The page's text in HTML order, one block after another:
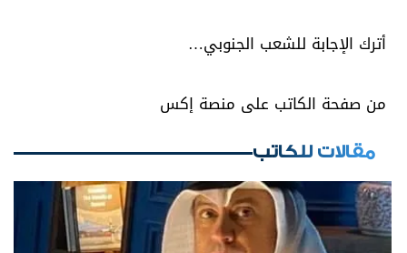
أترك الإجابة للشعب الجنوبي…
من صفحة الكاتب على منصة إكس
مقالات للكاتب